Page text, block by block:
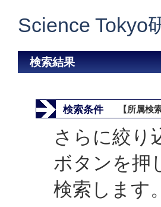
Science Tokyo
検索結果
検索条件 【所属検
さらに絞り
ボタンを押
検索します。